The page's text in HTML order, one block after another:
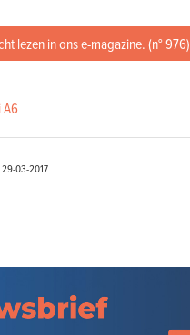
lezen in ons e-magazine. (n° 976)
A6
29-03-2017